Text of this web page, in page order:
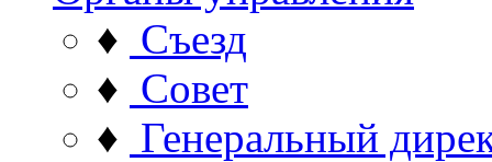
♦ Съезд
♦ Совет
♦ Генеральный